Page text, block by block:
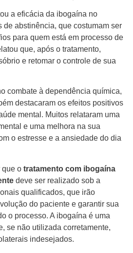
a eficácia da ibogaína no
de abstinência, que costumam ser
para quem está em processo de
que, após o tratamento,
e retomar o controle de sua
combate à dependência química,
destacaram os efeitos positivos
mental. Muitos relataram uma
e uma melhora na sua
o estresse e a ansiedade do dia
que o tratamento com ibogaína
deve ser realizado sob a
qualificados, que irão
do paciente e garantir sua
o processo. A ibogaína é uma
se não utilizada corretamente,
indesejados.